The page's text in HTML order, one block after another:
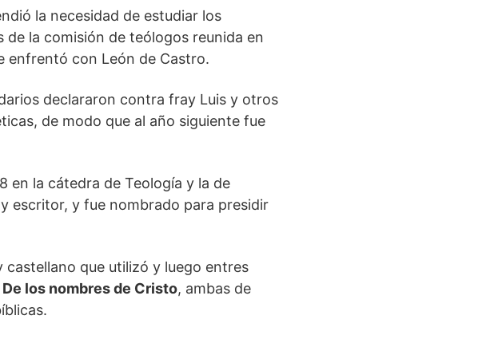
la necesidad de estudiar los
de la comisión de teólogos reunida en
enfrentó con León de Castro.
declararon contra fray Luis y otros
de modo que al año siguiente fue
en la cátedra de Teología y la de
escritor, y fue nombrado para presidir
que utilizó y luego entres
los nombres de Cristo, ambas de